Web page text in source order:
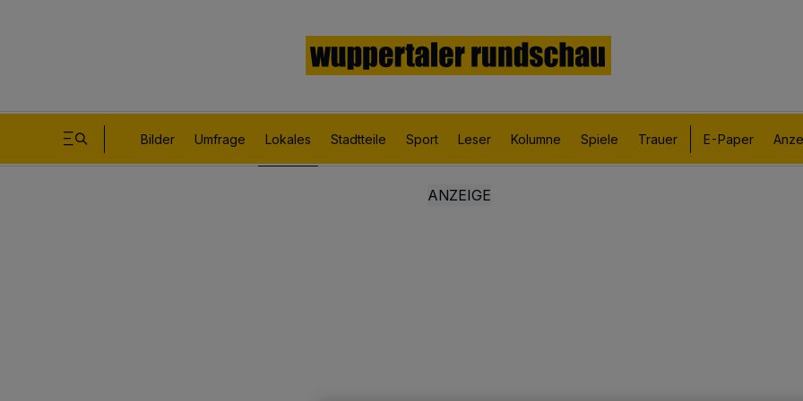
Bilder Umfrage Lokales Stadtteile Sport Leser Kolumne Spiele Trauer E-Paper